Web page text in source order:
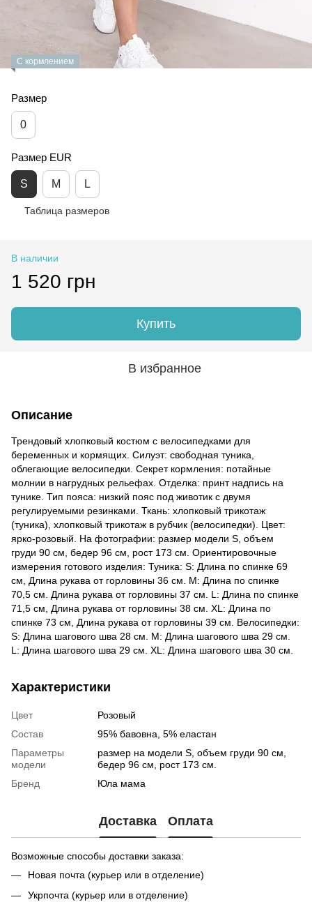
С кормлением
Размер
0
Размер EUR
S M L
Таблица размеров
В наличии
1 520 грн
Купить
В избранное
Описание
Трендовый хлопковый костюм с велосипедками для
беременных и кормящих. Силуэт: свободная туника,
облегающие велосипедки. Секрет кормления: потайные
молнии в нагрудных рельефах. Отделка: принт надпись на
тунике. Тип пояса: низкий пояс под животик с двумя
регулируемыми резинками. Ткань: хлопковый трикотаж
(туника), хлопковый трикотаж в рубчик (велосипедки). Цвет:
ярко-розовый. На фотографии: размер модели S, объем
груди 90 см, бедер 96 см, рост 173 см. Ориентировочные
измерения готового изделия: Туника: S: Длина по спинке 69
см, Длина рукава от горловины 36 см. M: Длина по спинке
70,5 см. Длина рукава от горловины 37 см. L: Длина по спинке
71,5 см, Длина рукава от горловины 38 см. ХL: Длина по
спинке 73 см, Длина рукава от горловины 39 см. Велосипедки:
S: Длина шагового шва 28 см. M: Длина шагового шва 29 см.
L: Длина шагового шва 29 см. XL: Длина шагового шва 30 см.
Характеристики
Цвет
Розовый
Состав
95% бавовна, 5% еластан
Параметры
модели
размер на модели S, объем груди 90 см,
бедер 96 см, рост 173 см.
Бренд
Юла мама
Доставка Оплата
Возможные способы доставки заказа:
Новая почта (курьер или в отделение)
Укрпочта (курьер или в отделение)